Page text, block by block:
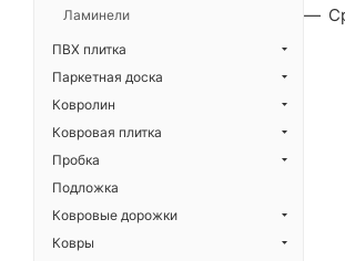
Ламинели
ПВХ плитка
Паркетная доска
Ковролин
Ковровая плитка
Пробка
Подложка
Ковровые дорожки
Ковры